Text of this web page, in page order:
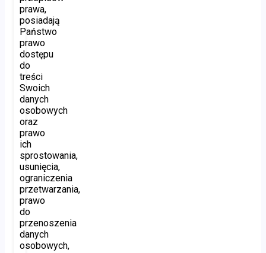
prawa,
posiadają
Państwo
prawo
dostępu
do
treści
Swoich
danych
osobowych
oraz
prawo
ich
sprostowania,
usunięcia,
ograniczenia
przetwarzania,
prawo
do
przenoszenia
danych
osobowych,